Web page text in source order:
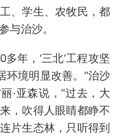
、学生、农牧民，都
与治沙。
年，‘三北’工程攻坚
环境明显改善。”治沙
·亚森说，“过去，大
，吹得人眼睛都睁不
片生态林，只听得到